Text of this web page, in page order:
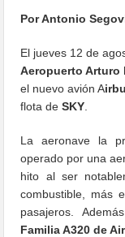
Por Antonio
El jueves 12 de
Aeropuerto Arturo
el nuevo avión A
flota deSKY
La aeronave la
operado por una
hito al ser
combustible, más
pasajeros.
Familia A320 de